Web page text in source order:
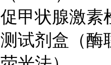
促甲状腺激素
测试剂盒（酶